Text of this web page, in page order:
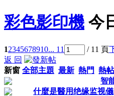
彩色影印機 今
12345678910... 11 / 11 頁
返 回
新窗 全部主題 最新 熱門 熱帖
智
什麼是醫用绝缘监视